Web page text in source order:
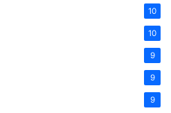
10
10
9
9
9